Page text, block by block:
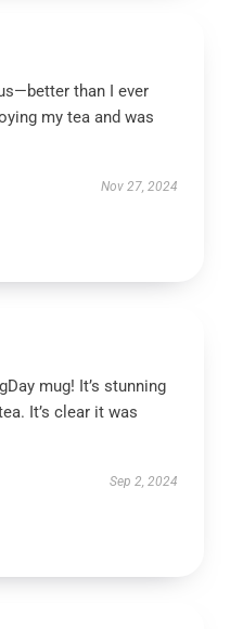
than I ever
my tea and was
Nov 27, 2024
mug! It’s stunning
It’s clear it was
Sep 2, 2024